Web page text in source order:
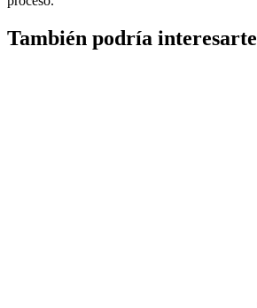
También podría interesarte